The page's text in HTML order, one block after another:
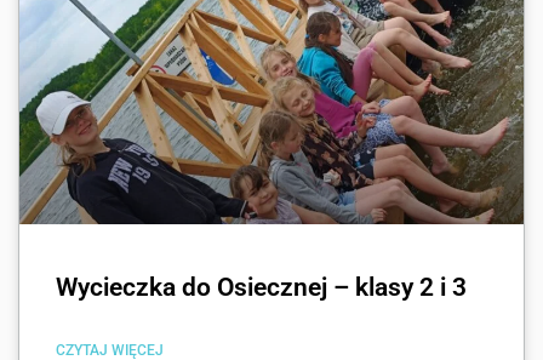
Wycieczka do Osiecznej – klasy 2 i 3
CZYTAJ WIĘCEJ